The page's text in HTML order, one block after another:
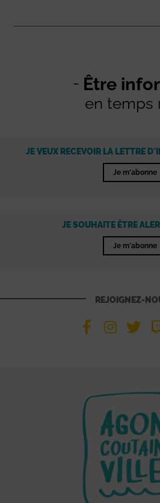
Être
en temps
JE VEUX RECEVOIR LA LETTRE
Je m'abonne
JE SOUHAITE ÊTRE
Je m'abonne
REJOIGNEZ-